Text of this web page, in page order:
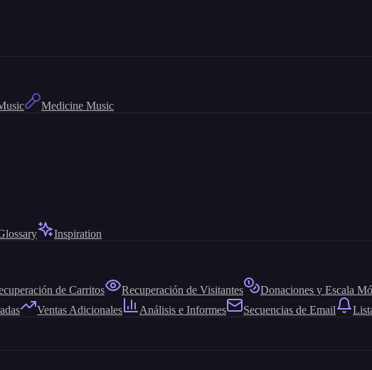
Medicine Music
Inspiration
de Carritos Recuperación de Visitantes Donaciones y Escala
Ventas Adicionales Análisis e Informes Secuencias de Email